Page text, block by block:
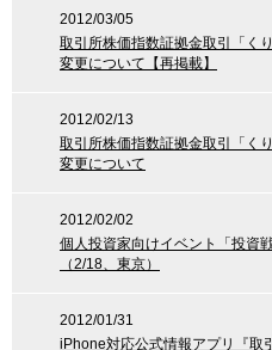
2012/03/05
取引所株価指数証拠金取引「く
変更について【再掲載】
2012/02/13
取引所株価指数証拠金取引「く
変更について
2012/02/02
個人投資家向けイベント「投資
（2/18、東京）
2012/01/31
iPhone対応公式情報アプリ『取